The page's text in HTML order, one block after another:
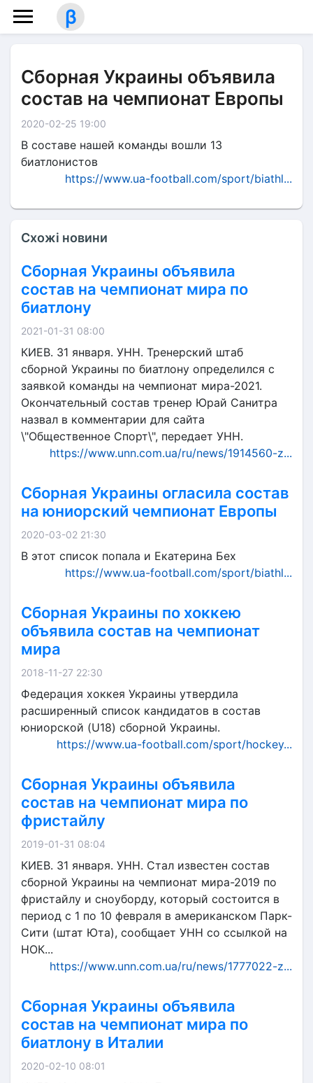
β
Сборная Украины объявила
состав на чемпионат Европы
2020-02-25 19:00
В составе нашей команды вошли 13
биатлонистов
https://www.ua-football.com/sport/biathl...
Схожі новини
Сборная Украины объявила
состав на чемпионат мира по
биатлону
2021-01-31 08:00
КИЕВ. 31 января. УНН. Тренерский штаб
сборной Украины по биатлону определился с
заявкой команды на чемпионат мира-2021.
Окончательный состав тренер Юрай Санитра
назвал в комментарии для сайта
\"Общественное Спорт\", передает УНН.
https://www.unn.com.ua/ru/news/1914560-z...
Сборная Украины огласила состав
на юниорский чемпионат Европы
2020-03-02 21:30
В этот список попала и Екатерина Бех
https://www.ua-football.com/sport/biathl...
Сборная Украины по хоккею
объявила состав на чемпионат
мира
2018-11-27 22:30
Федерация хоккея Украины утвердила
расширенный список кандидатов в состав
юниорской (U18) сборной Украины.
https://www.ua-football.com/sport/hockey...
Сборная Украины объявила
состав на чемпионат мира по
фристайлу
2019-01-31 08:04
КИЕВ. 31 января. УНН. Стал известен состав
сборной Украины на чемпионат мира-2019 по
фристайлу и сноуборду, который состоится в
период с 1 по 10 февраля в американском Парк-
Сити (штат Юта), сообщает УНН со ссылкой на
НОК...
https://www.unn.com.ua/ru/news/1777022-z...
Сборная Украины объявила
состав на чемпионат мира по
биатлону в Италии
2020-02-10 08:01